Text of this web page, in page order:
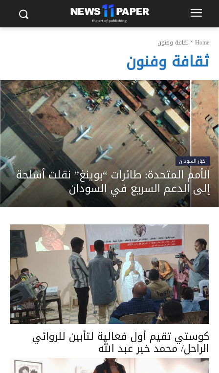
Home ثقافة وفنون
ثقافة وفنون
اخبار السودان
الأمم المتحدة: طائرات “بوينغ” نقلت أسلحة
إلى الدعم السريع في السودان
كوستي تقيم أول فعالية لتأبين للروائي
الراحل/ محمد خير عبد الله